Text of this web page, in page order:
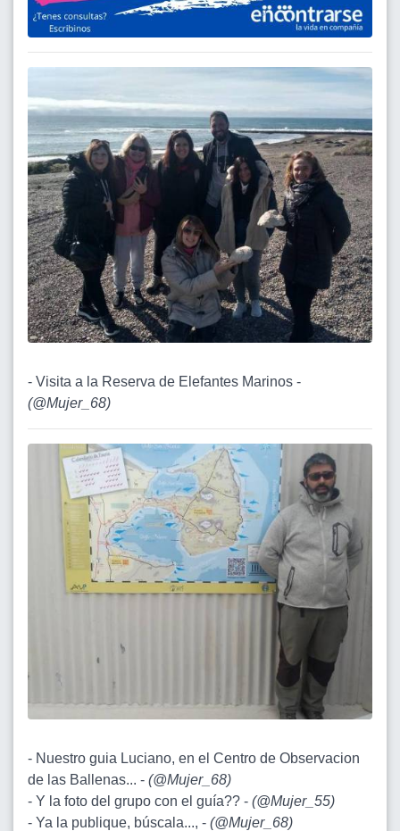
- Visita a la Reserva de Elefantes Marinos -
(@Mujer_68)
- Nuestro guia Luciano, en el Centro de Observacion
de las Ballenas... - (@Mujer_68)
- Y la foto del grupo con el guía?? - (@Mujer_55)
- Ya la publique, búscala..., - (@Mujer_68)